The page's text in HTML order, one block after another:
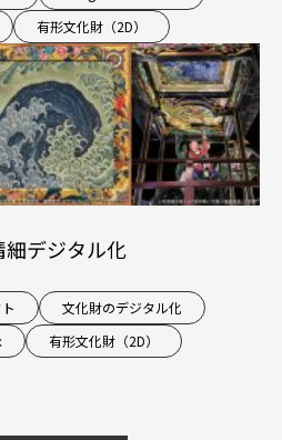
有形文化財（2D）
デジタル化
文化財のデジタル化
有形文化財（2D）